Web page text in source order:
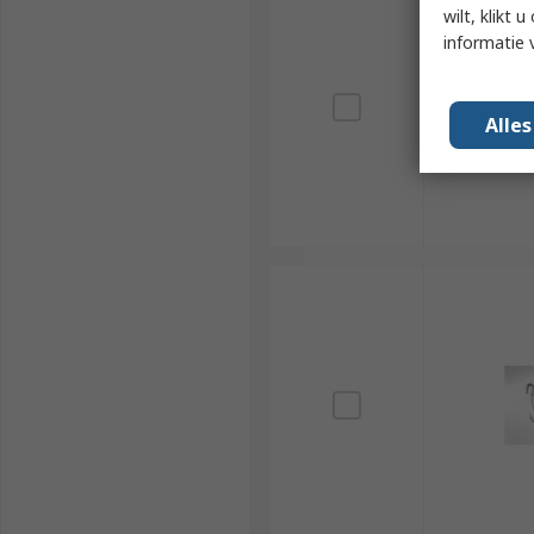
wilt, klikt u
informatie